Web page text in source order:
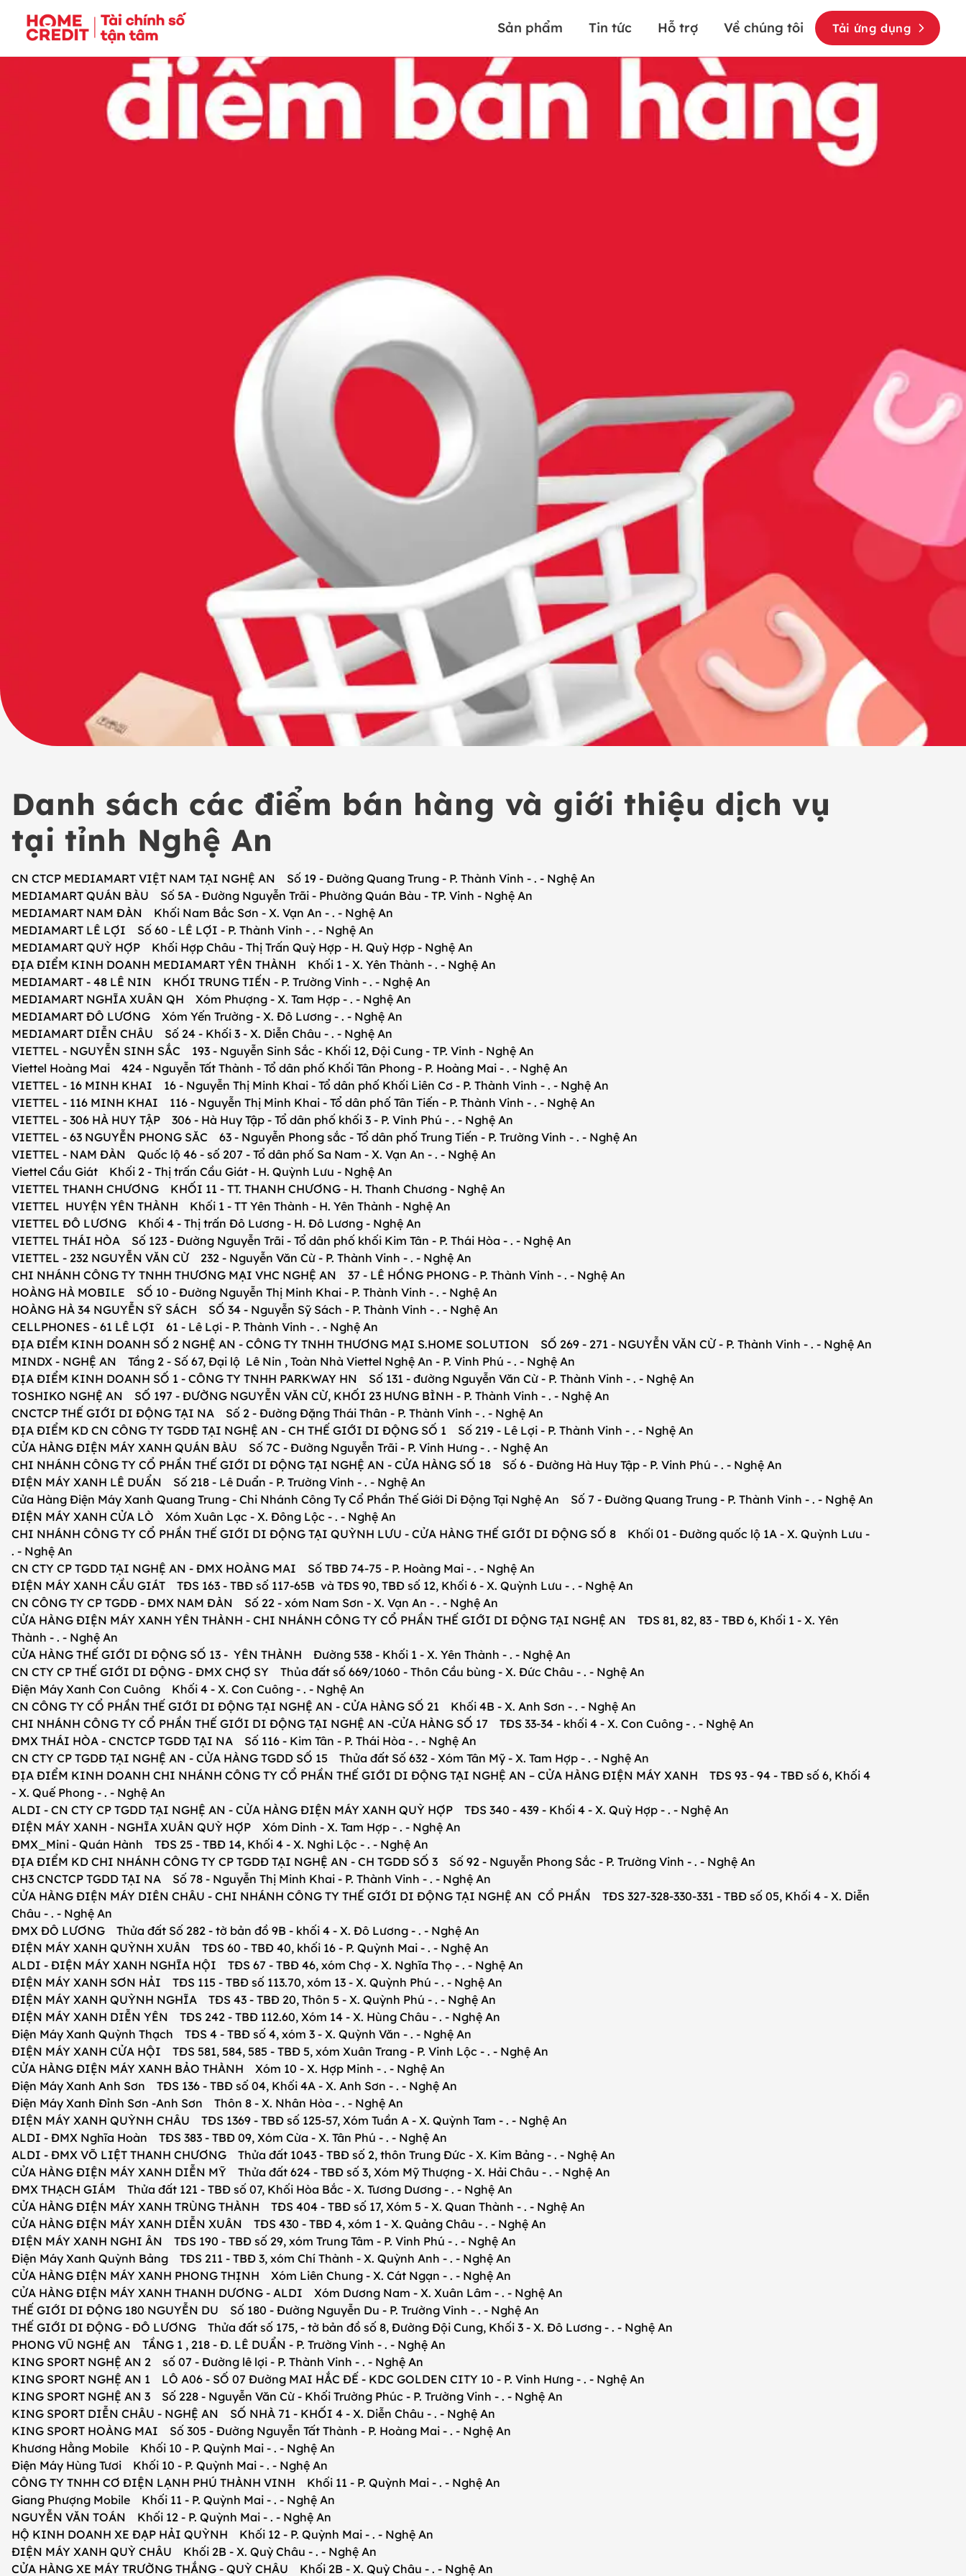
Sản phẩm Tin tức Hỗ trợ Về chúng tôi Tải ứng dụng
Danh sách các điểm bán hàng và giới thiệu dịch vụ
tại tỉnh Nghệ An
CN CTCP MEDIAMART VIỆT NAM TẠI NGHỆ AN Số 19 - Đường Quang Trung - P. Thành Vinh - . - Nghệ An
MEDIAMART QUÁN BÀU Số 5A - Đường Nguyễn Trãi - Phường Quán Bàu - TP. Vinh - Nghệ An
MEDIAMART NAM ĐÀN Khối Nam Bắc Sơn - X. Vạn An - . - Nghệ An
MEDIAMART LÊ LỢI Số 60 - LÊ LỢI - P. Thành Vinh - . - Nghệ An
MEDIAMART QUỲ HỢP Khối Hợp Châu - Thị Trấn Quỳ Hợp - H. Quỳ Hợp - Nghệ An
ĐỊA ĐIỂM KINH DOANH MEDIAMART YÊN THÀNH Khối 1 - X. Yên Thành - . - Nghệ An
MEDIAMART - 48 LÊ NIN KHỐI TRUNG TIẾN - P. Trường Vinh - . - Nghệ An
MEDIAMART NGHĨA XUÂN QH Xóm Phượng - X. Tam Hợp - . - Nghệ An
MEDIAMART ĐÔ LƯƠNG Xóm Yến Trường - X. Đô Lương - . - Nghệ An
MEDIAMART DIỄN CHÂU Số 24 - Khối 3 - X. Diễn Châu - . - Nghệ An
VIETTEL - NGUYỄN SINH SẮC 193 - Nguyễn Sinh Sắc - Khối 12, Đội Cung - TP. Vinh - Nghệ An
Viettel Hoàng Mai 424 - Nguyễn Tất Thành - Tổ dân phố Khối Tân Phong - P. Hoàng Mai - . - Nghệ An
VIETTEL - 16 MINH KHAI 16 - Nguyễn Thị Minh Khai - Tổ dân phố Khối Liên Cơ - P. Thành Vinh - . - Nghệ An
VIETTEL - 116 MINH KHAI 116 - Nguyễn Thị Minh Khai - Tổ dân phố Tân Tiến - P. Thành Vinh - . - Nghệ An
VIETTEL - 306 HÀ HUY TẬP 306 - Hà Huy Tập - Tổ dân phố khối 3 - P. Vinh Phú - . - Nghệ An
VIETTEL - 63 NGUYỄN PHONG SĂC 63 - Nguyễn Phong sắc - Tổ dân phố Trung Tiến - P. Trường Vinh - . - Nghệ An
VIETTEL - NAM ĐÀN Quốc lộ 46 - số 207 - Tổ dân phố Sa Nam - X. Vạn An - . - Nghệ An
Viettel Cầu Giát Khối 2 - Thị trấn Cầu Giát - H. Quỳnh Lưu - Nghệ An
VIETTEL THANH CHƯƠNG KHỐI 11 - TT. THANH CHƯƠNG - H. Thanh Chương - Nghệ An
VIETTEL HUYỆN YÊN THÀNH Khối 1 - TT Yên Thành - H. Yên Thành - Nghệ An
VIETTEL ĐÔ LƯƠNG Khối 4 - Thị trấn Đô Lương - H. Đô Lương - Nghệ An
VIETTEL THÁI HÒA Số 123 - Đường Nguyễn Trãi - Tổ dân phố khối Kim Tân - P. Thái Hòa - . - Nghệ An
VIETTEL - 232 NGUYỄN VĂN CỪ 232 - Nguyễn Văn Cừ - P. Thành Vinh - . - Nghệ An
CHI NHÁNH CÔNG TY TNHH THƯƠNG MẠI VHC NGHỆ AN 37 - LÊ HỒNG PHONG - P. Thành Vinh - . - Nghệ An
HOÀNG HÀ MOBILE SỐ 10 - Đường Nguyễn Thị Minh Khai - P. Thành Vinh - . - Nghệ An
HOÀNG HÀ 34 NGUYỄN SỸ SÁCH SỐ 34 - Nguyễn Sỹ Sách - P. Thành Vinh - . - Nghệ An
CELLPHONES - 61 LÊ LỢI 61 - Lê Lợi - P. Thành Vinh - . - Nghệ An
ĐỊA ĐIỂM KINH DOANH SỐ 2 NGHỆ AN - CÔNG TY TNHH THƯƠNG MẠI S.HOME SOLUTION SỐ 269 - 271 - NGUYỄN VĂN CỪ - P. Thành Vinh - . - Nghệ An
MINDX - NGHỆ AN Tầng 2 - Số 67, Đại lộ Lê Nin , Toàn Nhà Viettel Nghệ An - P. Vinh Phú - . - Nghệ An
ĐỊA ĐIỂM KINH DOANH SỐ 1 - CÔNG TY TNHH PARKWAY HN Số 131 - đường Nguyễn Văn Cừ - P. Thành Vinh - . - Nghệ An
TOSHIKO NGHỆ AN SỐ 197 - ĐƯỜNG NGUYỄN VĂN CỪ, KHỐI 23 HƯNG BÌNH - P. Thành Vinh - . - Nghệ An
CNCTCP THẾ GIỚI DI ĐỘNG TẠI NA Số 2 - Đường Đặng Thái Thân - P. Thành Vinh - . - Nghệ An
ĐỊA ĐIỂM KD CN CÔNG TY TGDĐ TẠI NGHỆ AN - CH THẾ GIỚI DI ĐỘNG SỐ 1 Số 219 - Lê Lợi - P. Thành Vinh - . - Nghệ An
CỬA HÀNG ĐIỆN MÁY XANH QUÁN BÀU Số 7C - Đường Nguyễn Trãi - P. Vinh Hưng - . - Nghệ An
CHI NHÁNH CÔNG TY CỔ PHẦN THẾ GIỚI DI ĐỘNG TẠI NGHỆ AN - CỬA HÀNG SỐ 18 Số 6 - Đường Hà Huy Tập - P. Vinh Phú - . - Nghệ An
ĐIỆN MÁY XANH LÊ DUẨN Số 218 - Lê Duẩn - P. Trường Vinh - . - Nghệ An
Cửa Hàng Điện Máy Xanh Quang Trung - Chi Nhánh Công Ty Cổ Phần Thế Giới Di Động Tại Nghệ An Số 7 - Đường Quang Trung - P. Thành Vinh - . - Nghệ An
ĐIỆN MÁY XANH CỬA LÒ Xóm Xuân Lạc - X. Đông Lộc - . - Nghệ An
CHI NHÁNH CÔNG TY CỔ PHẦN THẾ GIỚI DI ĐỘNG TẠI QUỲNH LƯU - CỬA HÀNG THẾ GIỚI DI ĐỘNG SỐ 8 Khối 01 - Đường quốc lộ 1A - X. Quỳnh Lưu -
. - Nghệ An
CN CTY CP TGDD TẠI NGHỆ AN - ĐMX HOÀNG MAI Số TBĐ 74-75 - P. Hoàng Mai - . - Nghệ An
ĐIỆN MÁY XANH CẦU GIÁT TĐS 163 - TBĐ số 117-65B và TĐS 90, TBĐ số 12, Khối 6 - X. Quỳnh Lưu - . - Nghệ An
CN CÔNG TY CP TGDĐ - ĐMX NAM ĐÀN Số 22 - xóm Nam Sơn - X. Vạn An - . - Nghệ An
CỬA HÀNG ĐIỆN MÁY XANH YÊN THÀNH - CHI NHÁNH CÔNG TY CỔ PHẦN THẾ GIỚI DI ĐỘNG TẠI NGHỆ AN TĐS 81, 82, 83 - TBĐ 6, Khối 1 - X. Yên
Thành - . - Nghệ An
CỬA HÀNG THẾ GIỚI DI ĐỘNG SỐ 13 - YÊN THÀNH Đường 538 - Khối 1 - X. Yên Thành - . - Nghệ An
CN CTY CP THẾ GIỚI DI ĐỘNG - ĐMX CHỢ SY Thủa đất số 669/1060 - Thôn Cầu bùng - X. Đức Châu - . - Nghệ An
Điện Máy Xanh Con Cuông Khối 4 - X. Con Cuông - . - Nghệ An
CN CÔNG TY CỔ PHẦN THẾ GIỚI DI ĐỘNG TẠI NGHỆ AN - CỬA HÀNG SỐ 21 Khối 4B - X. Anh Sơn - . - Nghệ An
CHI NHÁNH CÔNG TY CỔ PHẦN THẾ GIỚI DI ĐỘNG TẠI NGHỆ AN -CỬA HÀNG SỐ 17 TĐS 33-34 - khối 4 - X. Con Cuông - . - Nghệ An
ĐMX THÁI HÒA - CNCTCP TGDĐ TẠI NA Số 116 - Kim Tân - P. Thái Hòa - . - Nghệ An
CN CTY CP TGDĐ TẠI NGHỆ AN - CỬA HÀNG TGDD SỐ 15 Thửa đất Số 632 - Xóm Tân Mỹ - X. Tam Hợp - . - Nghệ An
ĐỊA ĐIỂM KINH DOANH CHI NHÁNH CÔNG TY CỔ PHẦN THẾ GIỚI DI ĐỘNG TẠI NGHỆ AN – CỬA HÀNG ĐIỆN MÁY XANH TĐS 93 - 94 - TBĐ số 6, Khối 4
- X. Quế Phong - . - Nghệ An
ALDI - CN CTY CP TGDD TẠI NGHỆ AN - CỬA HÀNG ĐIỆN MÁY XANH QUỲ HỢP TĐS 340 - 439 - Khối 4 - X. Quỳ Hợp - . - Nghệ An
ĐIỆN MÁY XANH - NGHĨA XUÂN QUỲ HỢP Xóm Dinh - X. Tam Hợp - . - Nghệ An
ĐMX_Mini - Quán Hành TĐS 25 - TBĐ 14, Khối 4 - X. Nghi Lộc - . - Nghệ An
ĐỊA ĐIỂM KD CHI NHÁNH CÔNG TY CP TGDĐ TẠI NGHỆ AN - CH TGDĐ SỐ 3 Số 92 - Nguyễn Phong Sắc - P. Trường Vinh - . - Nghệ An
CH3 CNCTCP TGDD TẠI NA Số 78 - Nguyễn Thị Minh Khai - P. Thành Vinh - . - Nghệ An
CỬA HÀNG ĐIỆN MÁY DIÊN CHÂU - CHI NHÁNH CÔNG TY THẾ GIỚI DI ĐỘNG TẠI NGHỆ AN CỔ PHẦN TĐS 327-328-330-331 - TBĐ số 05, Khối 4 - X. Diễn
Châu - . - Nghệ An
ĐMX ĐÔ LƯƠNG Thửa đất Số 282 - tờ bản đồ 9B - khối 4 - X. Đô Lương - . - Nghệ An
ĐIỆN MÁY XANH QUỲNH XUÂN TĐS 60 - TBĐ 40, khối 16 - P. Quỳnh Mai - . - Nghệ An
ALDI - ĐIỆN MÁY XANH NGHĨA HỘI TĐS 67 - TBĐ 46, xóm Chợ - X. Nghĩa Thọ - . - Nghệ An
ĐIỆN MÁY XANH SƠN HẢI TĐS 115 - TBĐ số 113.70, xóm 13 - X. Quỳnh Phú - . - Nghệ An
ĐIỆN MÁY XANH QUỲNH NGHĨA TĐS 43 - TBĐ 20, Thôn 5 - X. Quỳnh Phú - . - Nghệ An
ĐIỆN MÁY XANH DIỄN YÊN TĐS 242 - TBĐ 112.60, Xóm 14 - X. Hùng Châu - . - Nghệ An
Điện Máy Xanh Quỳnh Thạch TĐS 4 - TBĐ số 4, xóm 3 - X. Quỳnh Văn - . - Nghệ An
ĐIỆN MÁY XANH CỬA HỘI TĐS 581, 584, 585 - TBĐ 5, xóm Xuân Trang - P. Vinh Lộc - . - Nghệ An
CỬA HÀNG ĐIỆN MÁY XANH BẢO THÀNH Xóm 10 - X. Hợp Minh - . - Nghệ An
Điện Máy Xanh Anh Sơn TĐS 136 - TBĐ số 04, Khối 4A - X. Anh Sơn - . - Nghệ An
Điện Máy Xanh Đỉnh Sơn -Anh Sơn Thôn 8 - X. Nhân Hòa - . - Nghệ An
ĐIỆN MÁY XANH QUỲNH CHÂU TĐS 1369 - TBĐ số 125-57, Xóm Tuần A - X. Quỳnh Tam - . - Nghệ An
ALDI - ĐMX Nghĩa Hoàn TĐS 383 - TBĐ 09, Xóm Cừa - X. Tân Phú - . - Nghệ An
ALDI - ĐMX VÕ LIỆT THANH CHƯƠNG Thửa đất 1043 - TBĐ số 2, thôn Trung Đức - X. Kim Bảng - . - Nghệ An
CỬA HÀNG ĐIỆN MÁY XANH DIỄN MỸ Thửa đất 624 - TBĐ số 3, Xóm Mỹ Thượng - X. Hải Châu - . - Nghệ An
ĐMX THẠCH GIÁM Thửa đất 121 - TBĐ số 07, Khối Hòa Bắc - X. Tương Dương - . - Nghệ An
CỬA HÀNG ĐIỆN MÁY XANH TRÙNG THÀNH TĐS 404 - TBĐ số 17, Xóm 5 - X. Quan Thành - . - Nghệ An
CỬA HÀNG ĐIỆN MÁY XANH DIỄN XUÂN TĐS 430 - TBĐ 4, xóm 1 - X. Quảng Châu - . - Nghệ An
ĐIỆN MÁY XANH NGHI ÂN TĐS 190 - TBĐ số 29, xóm Trung Tâm - P. Vinh Phú - . - Nghệ An
Điện Máy Xanh Quỳnh Bảng TĐS 211 - TBĐ 3, xóm Chí Thành - X. Quỳnh Anh - . - Nghệ An
CỬA HÀNG ĐIỆN MÁY XANH PHONG THỊNH Xóm Liên Chung - X. Cát Ngạn - . - Nghệ An
CỬA HÀNG ĐIỆN MÁY XANH THANH DƯƠNG - ALDI Xóm Dương Nam - X. Xuân Lâm - . - Nghệ An
THẾ GIỚI DI ĐỘNG 180 NGUYỄN DU Số 180 - Đường Nguyễn Du - P. Trường Vinh - . - Nghệ An
THẾ GIỚI DI ĐỘNG - ĐÔ LƯƠNG Thửa đất số 175, - tờ bản đồ số 8, Đường Đội Cung, Khối 3 - X. Đô Lương - . - Nghệ An
PHONG VŨ NGHỆ AN TẦNG 1 , 218 - Đ. LÊ DUẨN - P. Trường Vinh - . - Nghệ An
KING SPORT NGHỆ AN 2 số 07 - Đường lê lợi - P. Thành Vinh - . - Nghệ An
KING SPORT NGHỆ AN 1 LÔ A06 - SỐ 07 Đường MAI HẮC ĐẾ - KDC GOLDEN CITY 10 - P. Vinh Hưng - . - Nghệ An
KING SPORT NGHỆ AN 3 Số 228 - Nguyễn Văn Cừ - Khối Trường Phúc - P. Trường Vinh - . - Nghệ An
KING SPORT DIỄN CHÂU - NGHỆ AN SỐ NHÀ 71 - KHỐI 4 - X. Diễn Châu - . - Nghệ An
KING SPORT HOÀNG MAI Số 305 - Đường Nguyễn Tất Thành - P. Hoàng Mai - . - Nghệ An
Khương Hằng Mobile Khối 10 - P. Quỳnh Mai - . - Nghệ An
Điện Máy Hùng Tươi Khối 10 - P. Quỳnh Mai - . - Nghệ An
CÔNG TY TNHH CƠ ĐIỆN LẠNH PHÚ THÀNH VINH Khối 11 - P. Quỳnh Mai - . - Nghệ An
Giang Phượng Mobile Khối 11 - P. Quỳnh Mai - . - Nghệ An
NGUYỄN VĂN TOÁN Khối 12 - P. Quỳnh Mai - . - Nghệ An
HỘ KINH DOANH XE ĐẠP HẢI QUỲNH Khối 12 - P. Quỳnh Mai - . - Nghệ An
ĐIỆN MÁY XANH QUỲ CHÂU Khối 2B - X. Quỳ Châu - . - Nghệ An
CỬA HÀNG XE MÁY TRƯỜNG THẮNG - QUỲ CHÂU Khối 2B - X. Quỳ Châu - . - Nghệ An